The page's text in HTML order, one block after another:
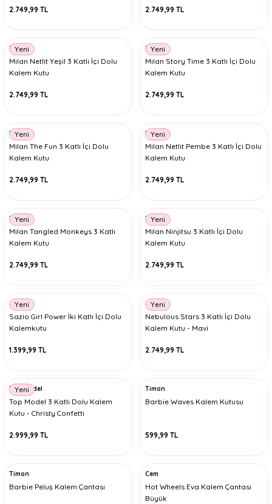
2.749,99 TL 2.749,99 TL
Yeni
Milan
Milan Netlit Yeşil 3 Katlı İçi Dolu
Kalem Kutu
2.749,99 TL
Yeni
Milan
Milan Story Time 3 Katlı İçi Dolu
Kalem Kutu
2.749,99 TL
Yeni
Milan
Milan The Fun 3 Katlı İçi Dolu
Kalem Kutu
2.749,99 TL
Yeni
Milan
Milan Netlit Pembe 3 Katlı İçi Dolu
Kalem Kutu
2.749,99 TL
Yeni
Milan
Milan Tangled Monkeys 3 Katlı
Kalem Kutu
2.749,99 TL
Yeni
Milan
Milan Ninjitsu 3 Katlı İçi Dolu
Kalem Kutu
2.749,99 TL
Yeni
Junior
Sazio Girl Power İki Katlı İçi Dolu
Kalemkutu
1.399,99 TL
Yeni
Nebulous Stars 3 Katlı İçi Dolu
Kalem Kutu - Mavi
2.749,99 TL
Yeni
Top Model
Top Model 3 Katlı Dolu Kalem
Kutu - Christy Confetti
2.999,99 TL
Timon
Barbie Waves Kalem Kutusu
599,99 TL
Timon
Barbie Peluş Kalem Çantası
Cem
Hot Wheels Eva Kalem Çantası
Büyük